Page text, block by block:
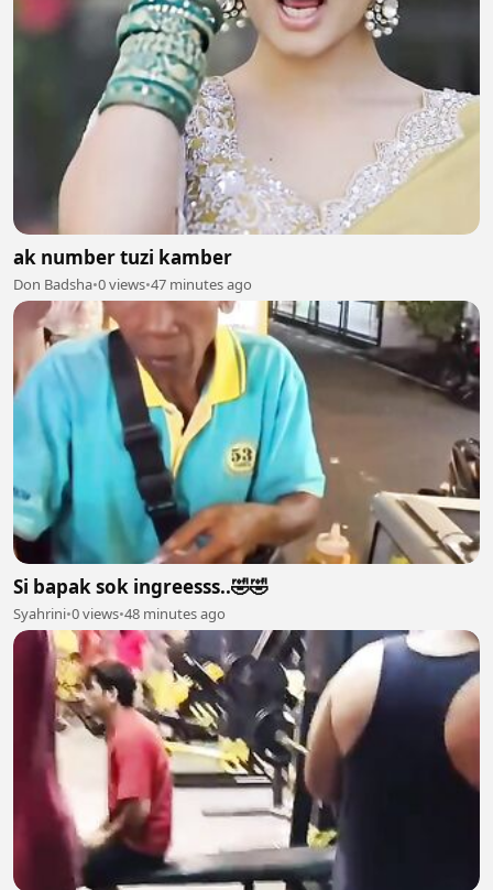
ak number tuzi kamber
Don Badsha•0 views•47 minutes ago
Si bapak sok ingreesss..🤣🤣
Syahrini•0 views•48 minutes ago